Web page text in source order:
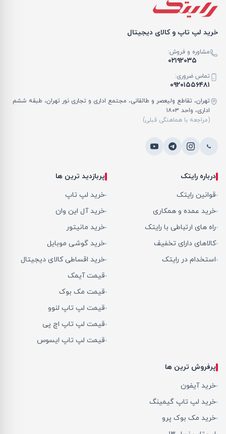
خرید لپ تاپ و کالای دیجیتال
مشاوره و فروش:
۰۲۱۹۲۰۳۵
تماس ضروری:
۰۹۲۰۱۵۵۶۴۸۱
تهران، تقاطع ولیعصر و طالقانی، مجتمع اداری و تجاری نور تهران، طبقه ششم
اداری، واحد ۱۸۰۳
(مراجعه با هماهنگی قبلی)
درباره رایتک
قوانین رایتک
خرید عمده و همکاری
راه های ارتباطی با رایتک
کالاهای دارای تخفیف
استخدام در رایتک
پربازدید ترین ها
خرید لپ تاپ
خرید آل این وان
خرید مانیتور
خرید گوشی موبایل
خرید اقساطی کالای دیجیتال
قیمت آیمک
قیمت مک بوک
قیمت لپ تاپ لنوو
قیمت لپ تاپ اچ پی
قیمت لپ تاپ ایسوس
پرفروش ترین ها
خرید آیفون
خرید لپ تاپ گیمینگ
خرید مک بوک پرو